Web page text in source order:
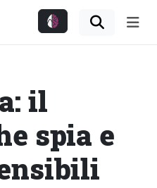
il
spia e